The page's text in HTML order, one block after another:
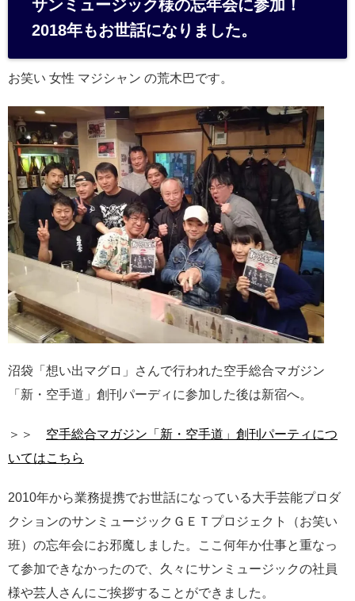
n
サンミュージック様の忘年会に参加！
2018年もお世話になりました。
お笑い 女性 マジシャン の荒木巴です。
沼袋「想い出マグロ」さんで行われた空手総合マガジン
「新・空手道」創刊パーディに参加した後は新宿へ。
＞＞ 空手総合マガジン「新・空手道」創刊パーティにつ
いてはこちら
2010年から業務提携でお世話になっている大手芸能プロダ
クションのサンミュージックＧＥＴプロジェクト（お笑い
班）の忘年会にお邪魔しました。ここ何年か仕事と重なっ
て参加できなかったので、久々にサンミュージックの社員
様や芸人さんにご挨拶することができました。